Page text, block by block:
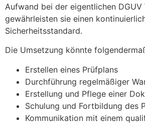
Aufwand bei der eigentlichen DGUV
gewährleisten sie einen
Sicherheitsstandard.
Die Umsetzung könnte
Erstellen eines Prüfplans
Durchführung regelmäßiger
Erstellung und Pflege einer
Schulung und Fortbildung des
Kommunikation mit einem